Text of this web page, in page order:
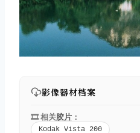
影像器材档案
🎞️ 相关胶片 ：
Kodak Vista 200